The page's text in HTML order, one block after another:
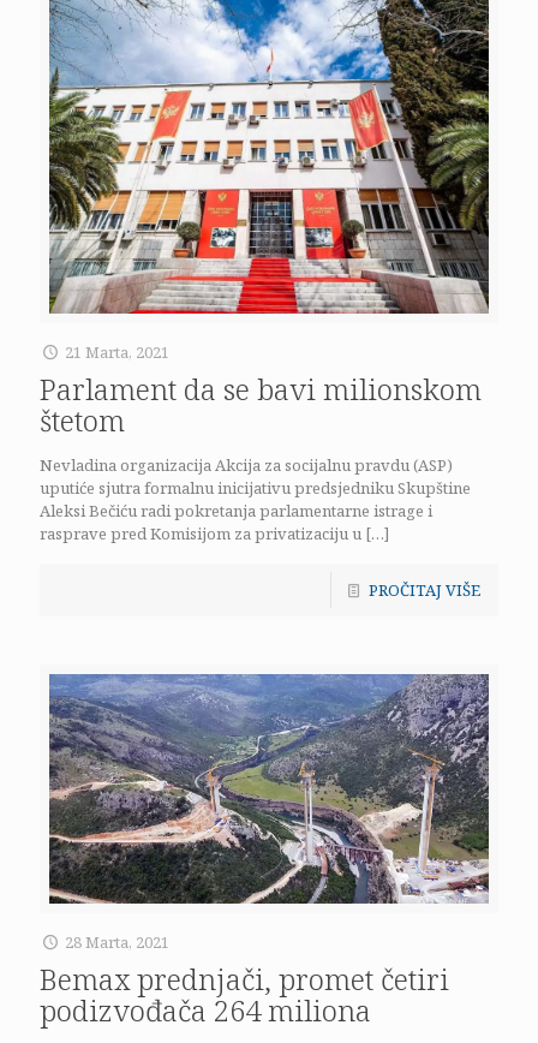
21 Marta, 2021
Parlament da se bavi milionskom
štetom
Nevladina organizacija Akcija za socijalnu pravdu (ASP)
uputiće sjutra formalnu inicijativu predsjedniku Skupštine
Aleksi Bečiću radi pokretanja parlamentarne istrage i
rasprave pred Komisijom za privatizaciju u […]
PROČITAJ VIŠE
28 Marta, 2021
Bemax prednjači, promet četiri
podizvođača 264 miliona